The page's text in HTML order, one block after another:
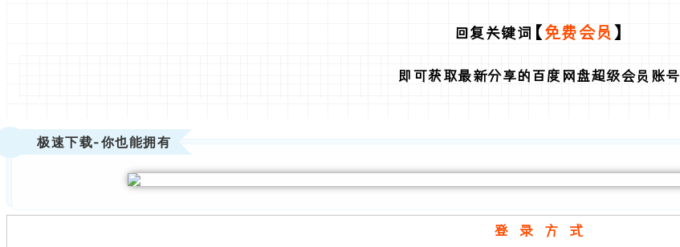
回复关键词 【免费会员 】
即可获取最新分享的百度网盘超级会员账号
极速下载-你也能拥有
登 录 方 式